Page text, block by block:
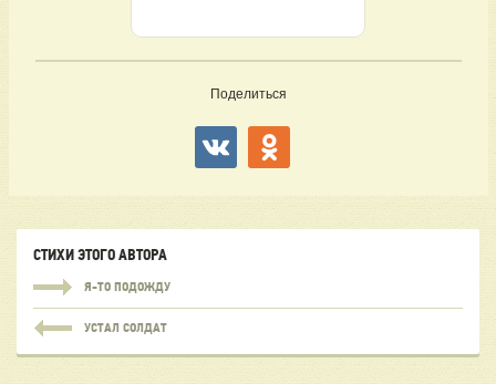
Поделиться
СТИХИ ЭТОГО АВТОРА
Я-ТО ПОДОЖДУ
УСТАЛ СОЛДАТ